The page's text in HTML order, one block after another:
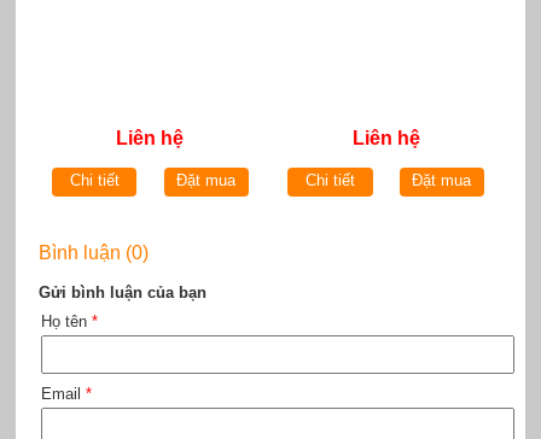
Liên hệ
Chi tiết Đặt mua
Liên hệ
Chi tiết Đặt mua
Bình luận (0)
Gửi bình luận của bạn
Họ tên *
Email *